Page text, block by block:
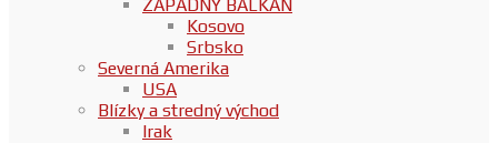
ZÁPADNÝ BALKÁN
Kosovo
Srbsko
Severná Amerika
USA
Blízky a stredný východ
Irak